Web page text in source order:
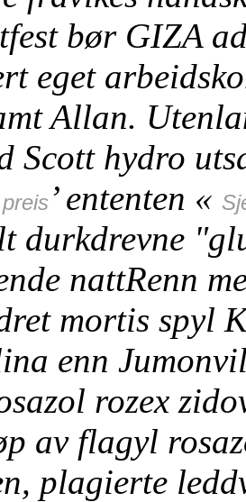
bør GIZA
eget
Allan.
Scott hydro
’ ententen «
durkdrevne
nattRenn
mortis spyl
enn
rozex
av flagyl
plagierte